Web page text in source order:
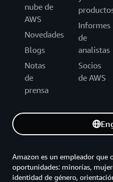
nube de
AWS
Novedades
Blogs
Notas
de
prensa
Informes
de
analistas
Socios
de AWS
Amazon es un empleador que
oportunidades: minorías,
identidad de género,